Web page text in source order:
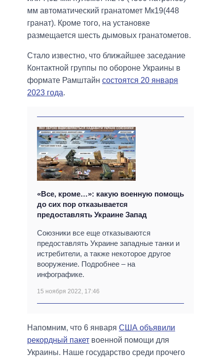
мм автоматический гранатомет Мк19(448
гранат). Кроме того, на установке
размещается шесть дымовых гранатометов.
Стало известно, что ближайшее заседание
Контактной группы по обороне Украины в
формате Рамштайн состоятся 20 января
2023 года.
«Все, кроме…»: какую военную помощь
до сих пор отказывается
предоставлять Украине Запад
Союзники все еще отказываются
предоставлять Украине западные танки и
истребители, а также некоторое другое
вооружение. Подробнее – на
инфографике.
15 ноября 2022, 17:46
Напомним, что 6 января США объявили
рекордный пакет военной помощи для
Украины. Наше государство среди прочего